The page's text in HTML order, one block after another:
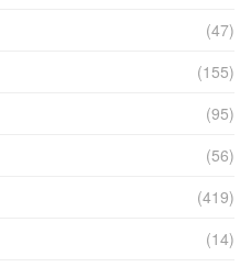
(47)
(155)
(95)
(56)
(419)
(14)